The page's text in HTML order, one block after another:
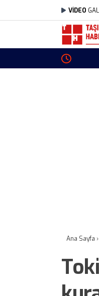
VİDEO
Toki
Ana Sayfa ›